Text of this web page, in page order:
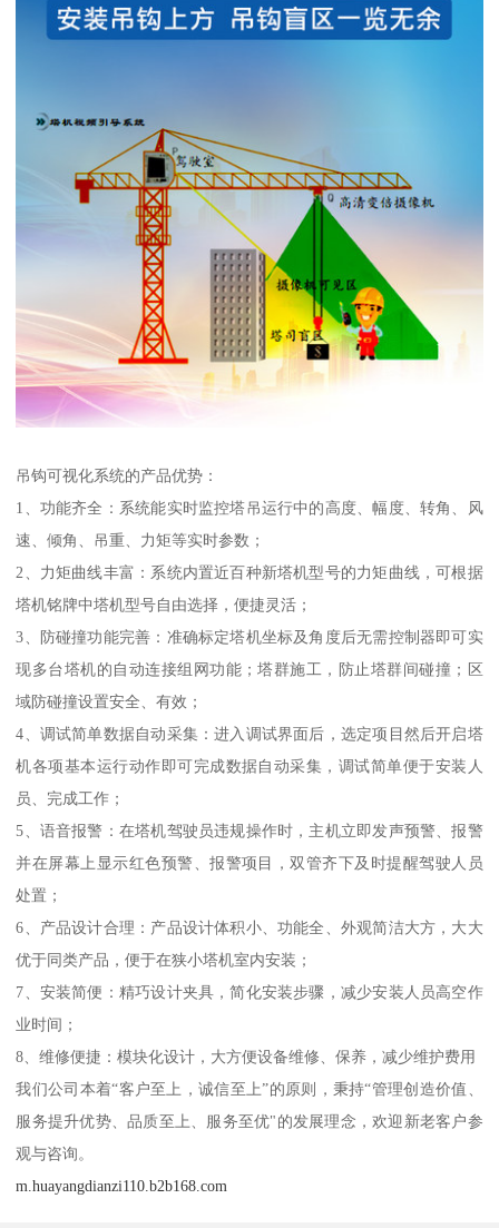
吊钩可视化系统的产品优势：
1、功能齐全：系统能实时监控塔吊运行中的高度、幅度、转角、风
速、倾角、吊重、力矩等实时参数；
2、力矩曲线丰富：系统内置近百种新塔机型号的力矩曲线，可根据
塔机铭牌中塔机型号自由选择，便捷灵活；
3、防碰撞功能完善：准确标定塔机坐标及角度后无需控制器即可实
现多台塔机的自动连接组网功能；塔群施工，防止塔群间碰撞；区
域防碰撞设置安全、有效；
4、调试简单数据自动采集：进入调试界面后，选定项目然后开启塔
机各项基本运行动作即可完成数据自动采集，调试简单便于安装人
员、完成工作；
5、语音报警：在塔机驾驶员违规操作时，主机立即发声预警、报警
并在屏幕上显示红色预警、报警项目，双管齐下及时提醒驾驶人员
处置；
6、产品设计合理：产品设计体积小、功能全、外观简洁大方，大大
优于同类产品，便于在狭小塔机室内安装；
7、安装简便：精巧设计夹具，简化安装步骤，减少安装人员高空作
业时间；
8、维修便捷：模块化设计，大方便设备维修、保养，减少维护费用
我们公司本着“客户至上，诚信至上”的原则，秉持“管理创造价值、
服务提升优势、品质至上、服务至优"的发展理念，欢迎新老客户参
观与咨询。
m.huayangdianzi110.b2b168.com